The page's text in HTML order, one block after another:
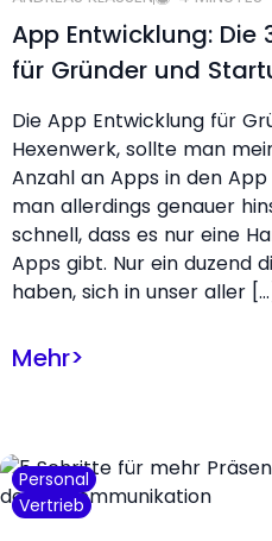
App Entwicklung:
für Gründer und
Die App Entwicklung für
Hexenwerk, sollte man
Anzahl an Apps in den
man allerdings genauer
schnell, dass es nur eine
Apps gibt. Nur ein duzend
haben, sich in unser aller
Mehr>
Personal
Vertrieb